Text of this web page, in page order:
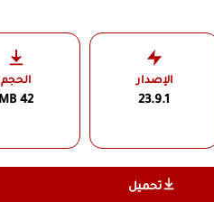
الإصدار
23.9.1
الحجم
42 MB
تحميل